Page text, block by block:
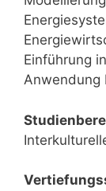
Einführung
Anwendung